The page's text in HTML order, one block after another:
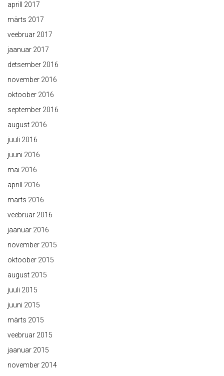
aprill 2017
märts 2017
veebruar 2017
jaanuar 2017
detsember 2016
november 2016
oktoober 2016
september 2016
august 2016
juuli 2016
juuni 2016
mai 2016
aprill 2016
märts 2016
veebruar 2016
jaanuar 2016
november 2015
oktoober 2015
august 2015
juuli 2015
juuni 2015
märts 2015
veebruar 2015
jaanuar 2015
november 2014